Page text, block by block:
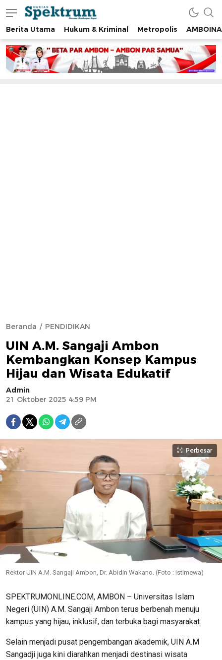
spektrumonline.com
Berita Utama Hukum & Kriminal Metropolis AMBOINA
Beranda PENDIDIKAN
UIN A.M. Sangaji Ambon
Kembangkan Konsep Kampus
Hijau dan Wisata Edukatif
Admin
21 Oktober 2025 4:59 PM
Perbesar
Rektor UIN A.M. Sangaji Ambon, Dr. Abidin Wakano. (Foto : istimewa)
SPEKTRUMONLINE.COM, AMBON – Universitas Islam
Negeri (UIN) A.M. Sangaji Ambon terus berbenah menuju
kampus yang hijau, inklusif, dan terbuka bagi masyarakat.
Selain menjadi pusat pengembangan akademik, UIN A.M
Sangadji juga kini diarahkan menjadi destinasi wisata